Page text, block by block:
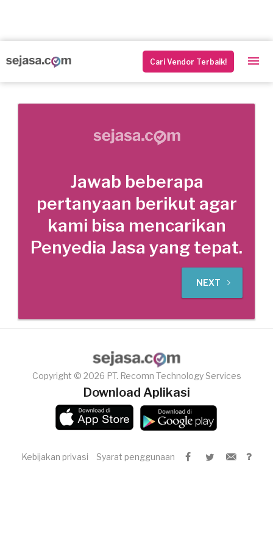
Cari Vendor Terbaik!
Jawab beberapa
pertanyaan berikut agar
kami bisa mencarikan
Penyedia Jasa yang tepat.
NEXT
Copyright © 2026 PT. Recomn Technology Services
Download Aplikasi
Kebijakan privasi Syarat penggunaan